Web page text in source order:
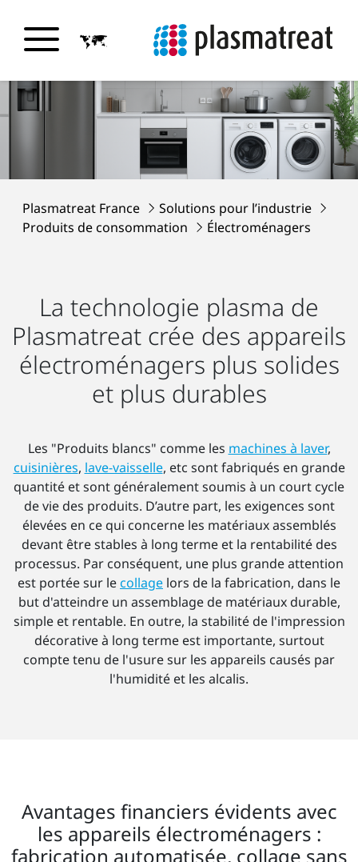
Plasmatreat France
Solutions pour l’industrie
Produits de consommation
Électroménagers
La technologie plasma de
Plasmatreat crée des appareils
électroménagers plus solides
et plus durables
Les "Produits blancs" comme les machines à laver,
cuisinières, lave-vaisselle, etc sont fabriqués en grande
quantité et sont généralement soumis à un court cycle
de vie des produits. D’autre part, les exigences sont
élevées en ce qui concerne les matériaux assemblés
devant être stables à long terme et la rentabilité des
processus. Par conséquent, une plus grande attention
est portée sur le collage lors de la fabrication, dans le
but d'atteindre un assemblage de matériaux durable,
simple et rentable. En outre, la stabilité de l'impression
décorative à long terme est importante, surtout
compte tenu de l'usure sur les appareils causés par
l'humidité et les alcalis.
Avantages financiers évidents avec
les appareils électroménagers :
fabrication automatisée, collage sans